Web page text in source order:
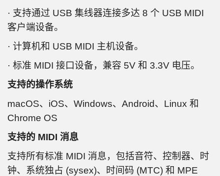
· 支持通过 USB 集线器连接多达 8 个 USB MIDI
客户端设备。
· 计算机和 USB MIDI 主机设备。
· 标准 MIDI 接口设备，兼容 5V 和 3.3V 电压。
支持的操作系统
macOS、iOS、Windows、Android、Linux 和
Chrome OS
支持的 MIDI 消息
支持所有标准 MIDI 消息，包括音符、控制器、时
钟、系统独占 (sysex)、时间码 (MTC) 和 MPE